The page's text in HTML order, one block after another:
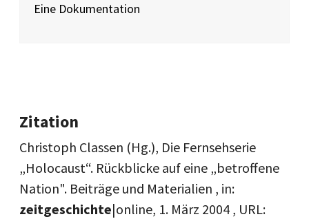
Eine Dokumentation
Zitation
Christoph Classen (Hg.), Die Fernsehserie
„Holocaust“. Rückblicke auf eine „betroffene
Nation". Beiträge und Materialien , in:
zeitgeschichte|online, 1. März 2004 , URL: